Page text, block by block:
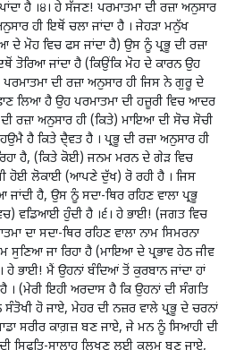
ਹੈ ।੪। ਹੇ ਸੱਜਣ! ਪਰਮਾਤਮਾ ਦੀ ਰਜ਼ਾ ਅਨੁਸਾਰ
ਹੀ ਇਥੋਂ ਚਲਾ ਜਾਂਦਾ ਹੈ । ਜੇਹੜਾ ਮਨੁੱਖ
ਮੋਹ ਵਿਚ ਫਸ ਜਾਂਦਾ ਹੈ) ਉਸ ਨੂੰ ਪ੍ਰਭੂ ਦੀ ਰਜ਼ਾ
ਤੋਰਿਆ ਜਾਂਦਾ ਹੈ (ਕਿਉਂਕਿ ਮੋਹ ਦੇ ਕਾਰਨ ਉਹ
ਦੀ ਰਜ਼ਾ ਅਨੁਸਾਰ ਹੀ ਜਿਸ ਨੇ ਗੁਰੂ ਦੇ
ਲਿਆ ਹੈ ਉਹ ਪਰਮਾਤਮਾ ਦੀ ਹਜ਼ੂਰੀ ਵਿਚ ਆਦਰ
ਦੀ ਰਜ਼ਾ ਅਨੁਸਾਰ ਹੀ (ਕਿਤੇ) ਮਾਇਆ ਦੀ ਸੋਚ ਸੋਚੀ
ਹੈ ਕਿਤੇ ਦੈ੍ਵਤ ਹੈ । ਪ੍ਰਭੂ ਦੀ ਰਜ਼ਾ ਅਨੁਸਾਰ ਹੀ
ਹੈ, (ਕਿਤੇ ਕੋਈ) ਜਨਮ ਮਰਨ ਦੇ ਗੇੜ ਵਿਚ
ਹੋਈ ਲੋਕਾਈ (ਆਪਣੇ ਦੁੱਖ) ਰੋ ਰਹੀ ਹੈ । ਜਿਸ
ਹੈ, ਉਸ ਨੂੰ ਸਦਾ-ਥਿਰ ਰਹਿਣ ਵਾਲਾ ਪ੍ਰਭੂ
ਵਡਿਆਈ ਹੁੰਦੀ ਹੈ ।੬। ਹੇ ਭਾਈ! (ਜਗਤ ਵਿਚ
ਦਾ ਸਦਾ-ਥਿਰ ਰਹਿਣ ਵਾਲਾ ਨਾਮ ਸਿਮਰਨਾ
ਸੁਣਿਆ ਜਾ ਰਿਹਾ ਹੈ (ਮਾਇਆ ਦੇ ਪ੍ਰਭਾਵ ਹੇਠ ਜੀਵ
ਹੇ ਭਾਈ! ਮੈਂ ਉਹਨਾਂ ਬੰਦਿਆਂ ਤੋਂ ਕੁਰਬਾਨ ਜਾਂਦਾ ਹਾਂ
ਹੈ । (ਮੇਰੀ ਇਹੀ ਅਰਦਾਸ ਹੈ ਕਿ ਉਹਨਾਂ ਦੀ ਸੰਗਤਿ
ਹੋ ਜਾਏ, ਮੇਹਰ ਦੀ ਨਜ਼ਰ ਵਾਲੇ ਪ੍ਰਭੂ ਦੇ ਚਰਨਾਂ
ਸਰੀਰ ਕਾਗ਼ਜ਼ ਬਣ ਜਾਏ, ਜੇ ਮਨ ਨੂੰ ਸਿਆਹੀ ਦੀ